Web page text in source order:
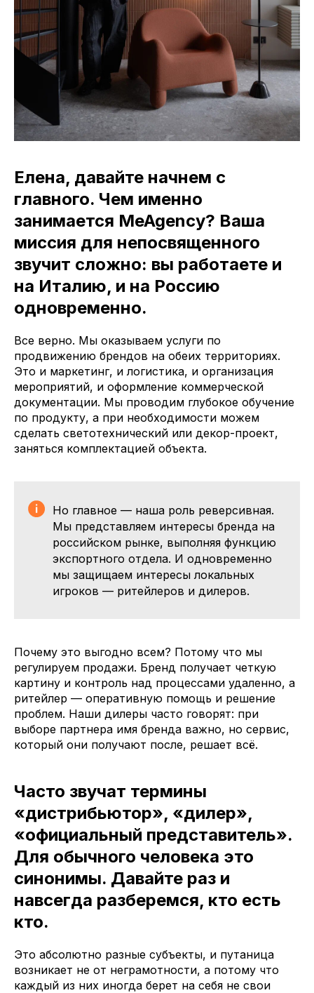
Елена, давайте начнем с
главного. Чем именно
занимается MeAgency? Ваша
миссия для непосвященного
звучит сложно: вы работаете и
на Италию, и на Россию
одновременно.
Все верно. Мы оказываем услуги по
продвижению брендов на обеих территориях.
Это и маркетинг, и логистика, и организация
мероприятий, и оформление коммерческой
документации. Мы проводим глубокое обучение
по продукту, а при необходимости можем
сделать светотехнический или декор-проект,
заняться комплектацией объекта.
Но главное — наша роль реверсивная.
Мы представляем интересы бренда на
российском рынке, выполняя функцию
экспортного отдела. И одновременно
мы защищаем интересы локальных
игроков — ритейлеров и дилеров.
Почему это выгодно всем? Потому что мы
регулируем продажи. Бренд получает четкую
картину и контроль над процессами удаленно, а
ритейлер — оперативную помощь и решение
проблем. Наши дилеры часто говорят: при
выборе партнера имя бренда важно, но сервис,
который они получают после, решает всё.
Часто звучат термины
«дистрибьютор», «дилер»,
«официальный представитель».
Для обычного человека это
синонимы. Давайте раз и
навсегда разберемся, кто есть
кто.
Это абсолютно разные субъекты, и путаница
возникает не от неграмотности, а потому что
каждый из них иногда берет на себя не свои